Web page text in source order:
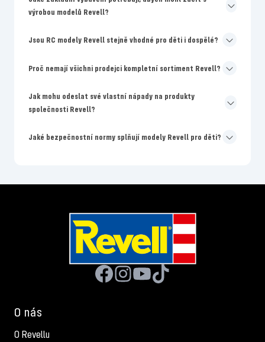
výrobou modelů Revell?
Jsou RC modely Revell stejně vhodné pro děti i dospělé?
Proč nemají všichni prodejci kompletní sortiment Revell?
Jak mohu odeslat své vlastní nápady na produkty
společnosti Revell?
Jaké bezpečnostní normy splňují modely Revell pro děti?
O nás
O Revellu